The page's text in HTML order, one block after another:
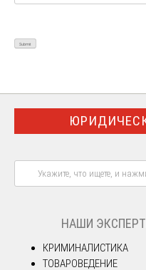
НАШИ
КРИМИНАЛИСТИКА
ТОВАРОВЕДЕНИЕ